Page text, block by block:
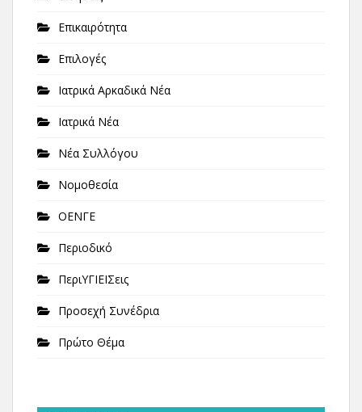
Επικαιρότητα
Επιλογές
Ιατρικά Αρκαδικά Νέα
Ιατρικά Νέα
Νέα Συλλόγου
Νομοθεσία
ΟΕΝΓΕ
Περιοδικό
ΠεριΥΓΙΕΙΣεις
Προσεχή Συνέδρια
Πρώτο Θέμα